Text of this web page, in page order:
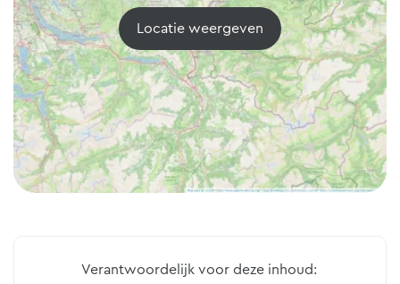
Locatie weergeven
Verantwoordelijk voor deze inhoud: